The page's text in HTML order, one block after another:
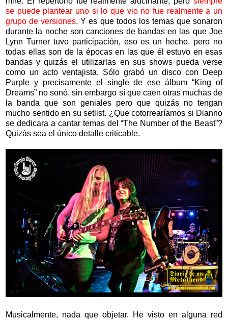
se puede plantear uno si lo que vio no fue realmente a un
grupo de versiones. Y es que todos los temas que sonaron
durante la noche son canciones de bandas en las que Joe
Lynn Turner tuvo participación, eso es un hecho, pero no
todas ellas son de la épocas en las que él estuvo en esas
bandas y quizás el utilizarlas en sus shows pueda verse
como un acto ventajista. Sólo grabó un disco con Deep
Purple y precisamente el single de ese álbum “King of
Dreams” no sonó, sin embargo sí que caen otras muchas de
la banda que son geniales pero que quizás no tengan
mucho sentido en su setlist. ¿Que cotorrearíamos si Dianno
se dedicara a cantar temas del “The Number of the Beast”?
Quizás sea el único detalle criticable.
Musicalmente, nada que objetar. He visto en alguna red